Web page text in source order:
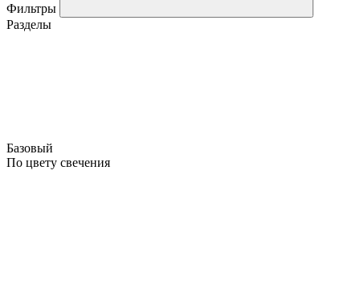
Фильтры
Разделы
Базовый
По цвету свечения